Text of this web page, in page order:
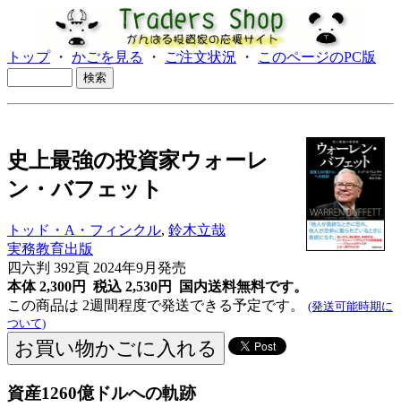
トップ・ かごを見る ・ ご注文状況 ・ このページのPC版
史上最強の投資家ウォーレ
ン・バフェット
トッド・A・フィンクル, 鈴木立哉
実務教育出版
四六判 392頁 2024年9月発売
本体 2,300円 税込 2,530円
国内送料無料です。
この商品は 2週間程度で発送できる予定です。 (発送可能時期に
ついて)
資産1260億ドルへの軌跡